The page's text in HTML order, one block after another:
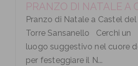
PRANZO DI NATALE A
Pranzo di Natale a Castel
Torre Sansanello Cerchi un
luogo suggestivo nel cuore
per festeggiare il N...